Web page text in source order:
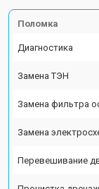
Поломка
Диагностика
Замена ТЭН
Замена фильтра
Замена
Перевешивание